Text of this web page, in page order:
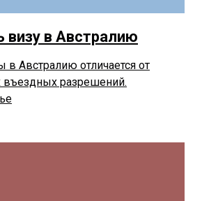
визу в Австралию
Австралию отличается от
въездных разрешений.